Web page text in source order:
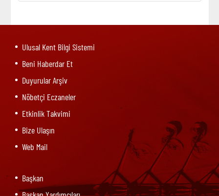
Ulusal Kent Bilgi Sistemi
Beni Haberdar Et
Duyurular Arşiv
Nöbetçi Eczaneler
Etkinlik Takvimi
Bize Ulaşın
Web Mail
Başkan